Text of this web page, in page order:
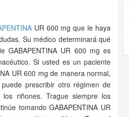
UR 600 mg que le haya
Su médico determinará qué
GABAPENTINA UR 600 mg es
Si usted es un paciente
UR 600 mg de manera normal,
prescribir otro régimen de
riñones. Trague siempre los
tomando GABAPENTINA UR